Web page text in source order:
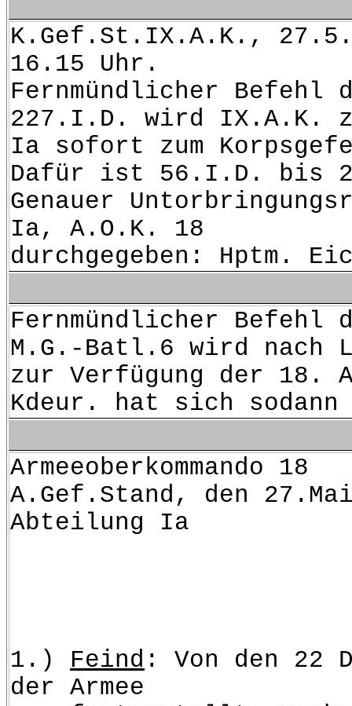
K.Gef.St.IX.A.K.,
16.15 Uhr.
Fernmündlicher Befehl
227.I.D. wird IX.A.K.
Ia sofort zum
Dafür ist 56.I.D. bis
Genauer
Ia, A.O.K. 18
durchgegeben: Hptm.
Fernmündlicher Befehl
M.G.-Batl.6 wird nach
zur Verfügung der 18.
Kdeur. hat sich
A.Gef.Stand, den
1.) Feind : Von den 22
der Armee